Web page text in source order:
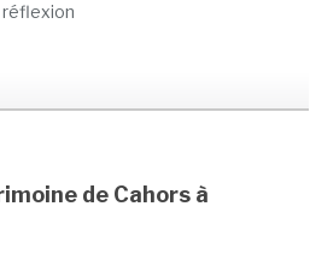
réflexion
de Cahors à